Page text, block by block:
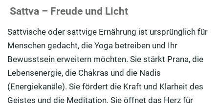
Sattva – Freude und Licht
Sattvische oder sattvige Ernährung ist ursprünglich für
Menschen gedacht, die Yoga betreiben und Ihr
Bewusstsein erweitern möchten. Sie stärkt Prana, die
Lebensenergie, die Chakras und die Nadis
(Energiekanäle). Sie fördert die Kraft und Klarheit des
Geistes und die Meditation. Sie öffnet das Herz für